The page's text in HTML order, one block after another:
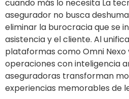
cuando más lo necesita La
asegurador no busca
eliminar la burocracia que se
asistencia y el cliente. Al
plataformas como Omni Nexo
operaciones con inteligencia
aseguradoras transforman
experiencias memorables de